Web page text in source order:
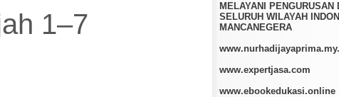
1–7
MELAYANI PENGURUSAN
SELURUH WILAYAH
MANCANEGERA
www.expertjasa.com
www.ebookedukasi.online